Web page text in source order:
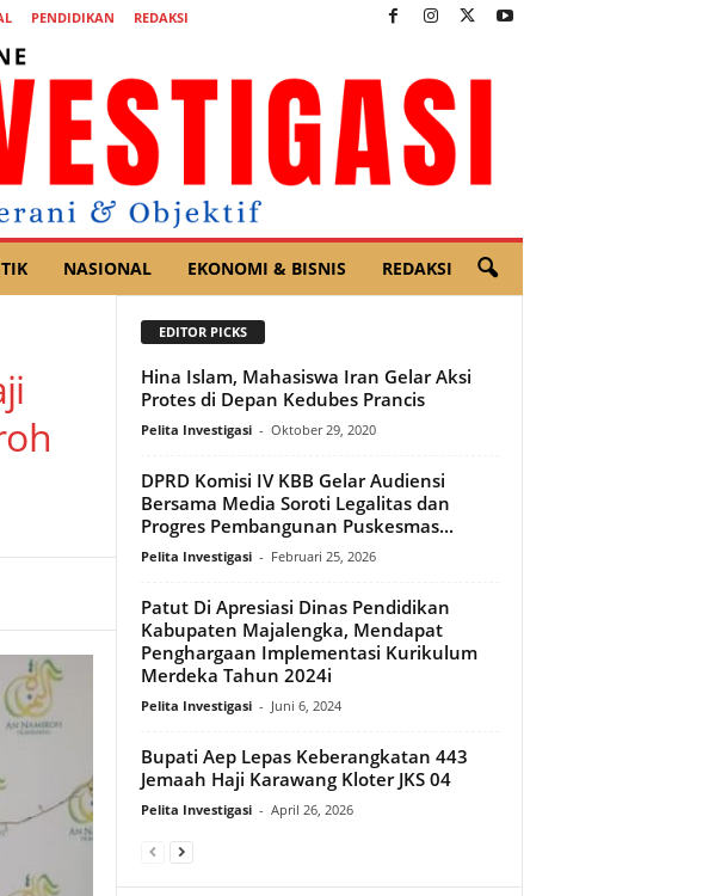
PENDIDIKAN REDAKSI
NASIONAL EKONOMI & BISNIS REDAKSI
EDITOR PICKS
Hina Islam, Mahasiswa Iran Gelar Aksi
Protes di Depan Kedubes Prancis
Pelita Investigasi - Oktober 29, 2020
DPRD Komisi IV KBB Gelar Audiensi
Bersama Media Soroti Legalitas dan
Progres Pembangunan Puskesmas...
Pelita Investigasi - Februari 25, 2026
Patut Di Apresiasi Dinas Pendidikan
Kabupaten Majalengka, Mendapat
Penghargaan Implementasi Kurikulum
Merdeka Tahun 2024i
Pelita Investigasi - Juni 6, 2024
Bupati Aep Lepas Keberangkatan 443
Jemaah Haji Karawang Kloter JKS 04
Pelita Investigasi - April 26, 2026